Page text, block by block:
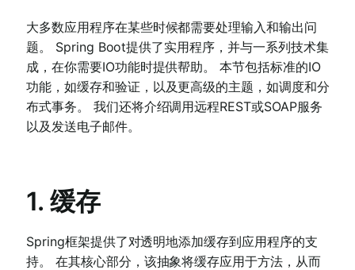
大多数应用程序在某些时候都需要处理输入和输出问
题。 Spring Boot提供了实用程序，并与一系列技术集
成，在你需要IO功能时提供帮助。 本节包括标准的IO
功能，如缓存和验证，以及更高级的主题，如调度和分
布式事务。 我们还将介绍调用远程REST或SOAP服务
以及发送电子邮件。
1. 缓存
Spring框架提供了对透明地添加缓存到应用程序的支
持。 在其核心部分，该抽象将缓存应用于方法，从而